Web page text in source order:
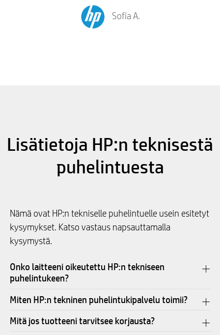
Sofía A.
Lisätietoja HP:n teknisestä
puhelintuesta
Nämä ovat HP:n tekniselle puhelintuelle usein esitetyt
kysymykset. Katso vastaus napsauttamalla
kysymystä.
Onko laitteeni oikeutettu HP:n tekniseen
puhelintukeen?
Miten HP:n tekninen puhelintukipalvelu toimii?
Mitä jos tuotteeni tarvitsee korjausta?